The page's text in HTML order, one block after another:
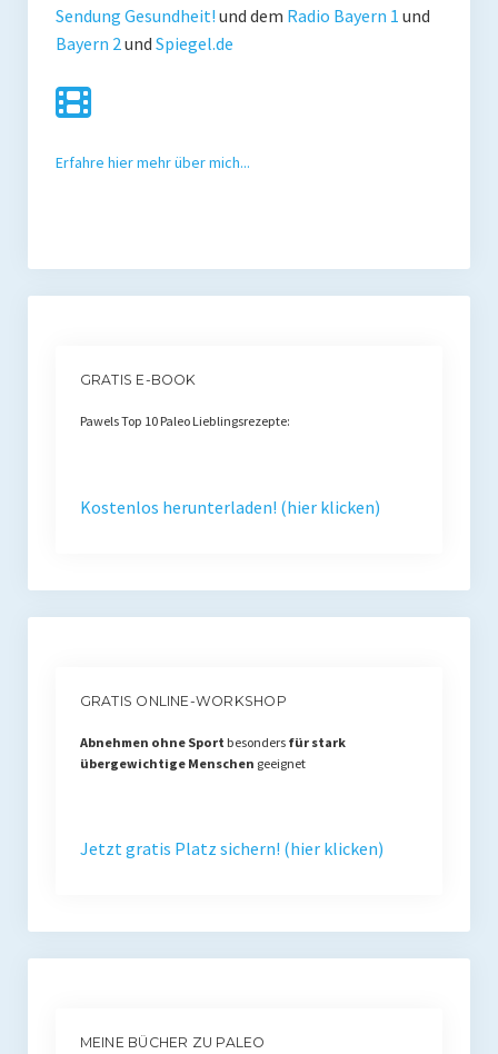
Sendung Gesundheit! und dem Radio Bayern 1 und
Bayern 2 und Spiegel.de
Erfahre hier mehr über mich...
GRATIS E-BOOK
Pawels Top 10 Paleo Lieblingsrezepte:
Kostenlos herunterladen! (hier klicken)
GRATIS ONLINE-WORKSHOP
Abnehmen ohne Sport besonders für stark
übergewichtige Menschen geeignet
Jetzt gratis Platz sichern! (hier klicken)
MEINE BÜCHER ZU PALEO